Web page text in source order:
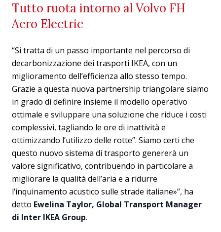
Tutto ruota intorno al Volvo FH
Aero Electric
“Si tratta di un passo importante nel percorso di
decarbonizzazione dei trasporti IKEA, con un
miglioramento dell’efficienza allo stesso tempo.
Grazie a questa nuova partnership triangolare siamo
in grado di definire insieme il modello operativo
ottimale e sviluppare una soluzione che riduce i costi
complessivi, tagliando le ore di inattività e
ottimizzando l’utilizzo delle rotte”. Siamo certi che
questo nuovo sistema di trasporto genererà un
valore significativo, contribuendo in particolare a
migliorare la qualità dell’aria e a ridurre
l’inquinamento acustico sulle strade italiane»”, ha
detto Ewelina Taylor, Global Transport Manager
di Inter IKEA Group.